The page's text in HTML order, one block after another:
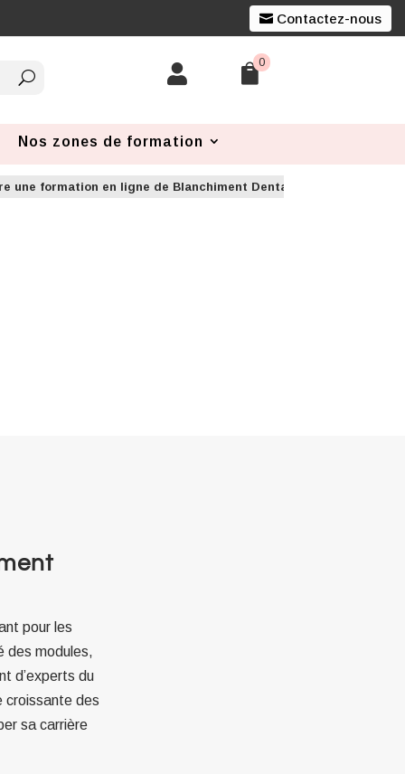
Contactez-nous
 0
Nos zones de formation
une formation en ligne de Blanchiment Dentaire à Nantes
pour les
des modules,
d’experts du
croissante des
sa carrière